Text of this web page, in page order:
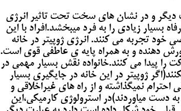
دیگر و در نشان های سخت تحت تاثیر انرژی
بسیار زیادی را به فرد میبخشد.افراد با این
تجربه می کنند. انرژی ژوپیتر در خانه
دهنده و به همراه پایه ی عاطفی قوی است.
را پیدا می کنند.خانواده نقش بسیار مهمی در
ژوپیتر در این خانه در جایگیری بسیار
احترام نمیگذاشته و از راه های غیراخلاقی و
دست میاوردند)در استرولوژی کارمیکی،این